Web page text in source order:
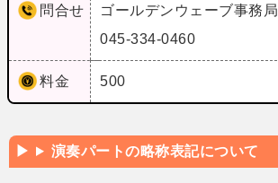
問合せ
ゴールデンウェーブ事務局
045-334-0460
料金 500
演奏パートの略称表記について